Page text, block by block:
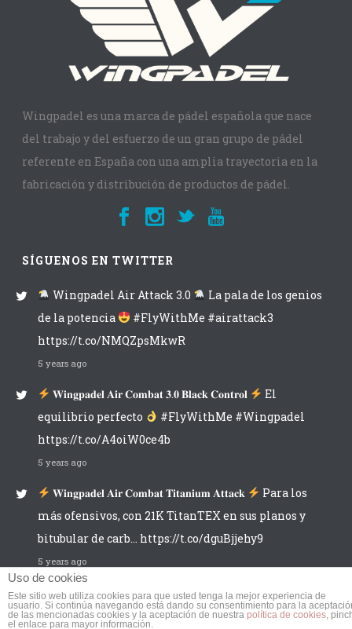
Wingpadel es una marca de pádel española que nace
del trabajo y del esfuerzo de un gran grupo de pádel
referente en España con una amplia trayectoria en la
fabricación y distribución de productos de pádel.
SÍGUENOS EN TWITTER
Wingpadel Air Attack 3.0
La pala de los genios
de la potencia
#FlyWithMe #airattack3
https://t.co/NMQZpsMkwR
5 years ago
𝐖𝐢𝐧𝐠𝐩𝐚𝐝𝐞𝐥 𝐀𝐢𝐫 𝐂𝐨𝐦𝐛𝐚𝐭 𝟑.𝟎 𝐁𝐥𝐚𝐜𝐤 𝐂𝐨𝐧𝐭𝐫𝐨𝐥
El
equilibrio perfecto
#FlyWithMe #Wingpadel
https://t.co/A4oiW0ce4b
5 years ago
𝐖𝐢𝐧𝐠𝐩𝐚𝐝𝐞𝐥 𝐀𝐢𝐫 𝐂𝐨𝐦𝐛𝐚𝐭 𝐓𝐢𝐭𝐚𝐧𝐢𝐮𝐦 𝐀𝐭𝐭𝐚𝐜𝐤
Para los
más ofensivos, con 21K TitanTEX en sus planos y
bitubular de carb… https://t.co/dguBjjehy9
5 years ago
Uso de cookies
Este sitio web utiliza cookies para que usted tenga la mejor experiencia de
usuario. Si continúa navegando está dando su consentimiento para la
de las mencionadas cookies y la aceptación de nuestra política de cookies,
el enlace para mayor información.